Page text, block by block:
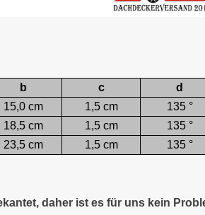
b c
d
15,0 cm 1,5 cm
135 °
18,5 cm 1,5 cm
135 °
23,5 cm 1,5 cm 135 °
daher ist es für uns kein